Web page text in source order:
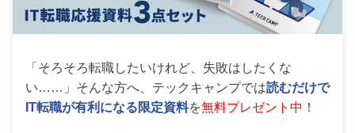
「そろそろ転職したいけれど、失敗はしたくな
い……」そんな方へ、テックキャンプでは読むだけで
IT転職が有利になる限定資料を無料プレゼント中！